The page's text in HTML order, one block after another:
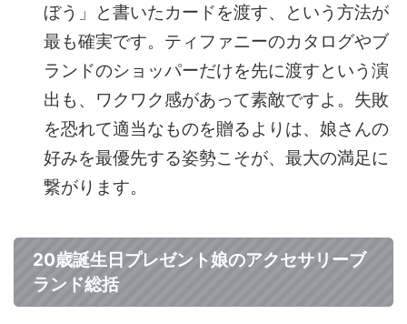
ぼう」と書いたカードを渡す、という方法が
最も確実です。ティファニーのカタログやブ
ランドのショッパーだけを先に渡すという演
出も、ワクワク感があって素敵ですよ。失敗
を恐れて適当なものを贈るよりは、娘さんの
好みを最優先する姿勢こそが、最大の満足に
繋がります。
20歳誕生日プレゼント娘のアクセサリーブ
ランド総括